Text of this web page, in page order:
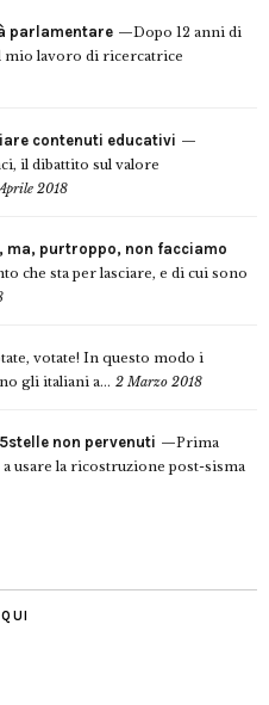
parlamentare
Dopo 12 anni di
mio lavoro di ricercatrice
contenuti educativi
il dibattito sul valore
2018
ma, purtroppo, non facciamo
che sta per lasciare, e di cui sono
votate! In questo modo i
gli italiani a... 2 Marzo 2018
non pervenuti
Prima
usare la ricostruzione post-sisma